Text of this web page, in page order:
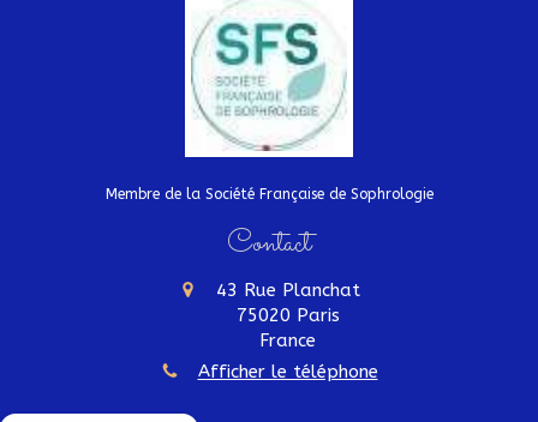
Membre de la Société Française de Sophrologie
Contact
43 Rue Planchat
75020 Paris
France
Afficher le téléphone